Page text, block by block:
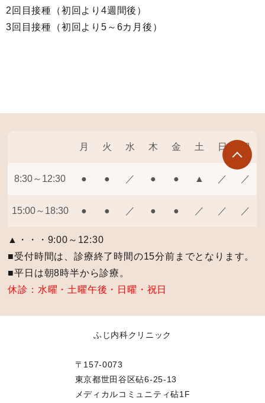
2回目接種（初回より4週間後）
3回目接種（初回より5～6カ月後）
月 火 水 木 金 土 日 祝
8:30～12:30 ● ● ／ ● ● ▲ ／ ／
15:00～18:30 ● ● ／ ● ● ／ ／ ／
▲・・・9:00～12:30
■受付時間は、診療終了時間の15分前までとなります。
■平日は朝8時半から診療。
休診：水曜・土曜午後・日曜・祝日
ふじ内科クリニック
〒157-0073
東京都世田谷区砧6-25-13
メディカルコミュニティ砧1F